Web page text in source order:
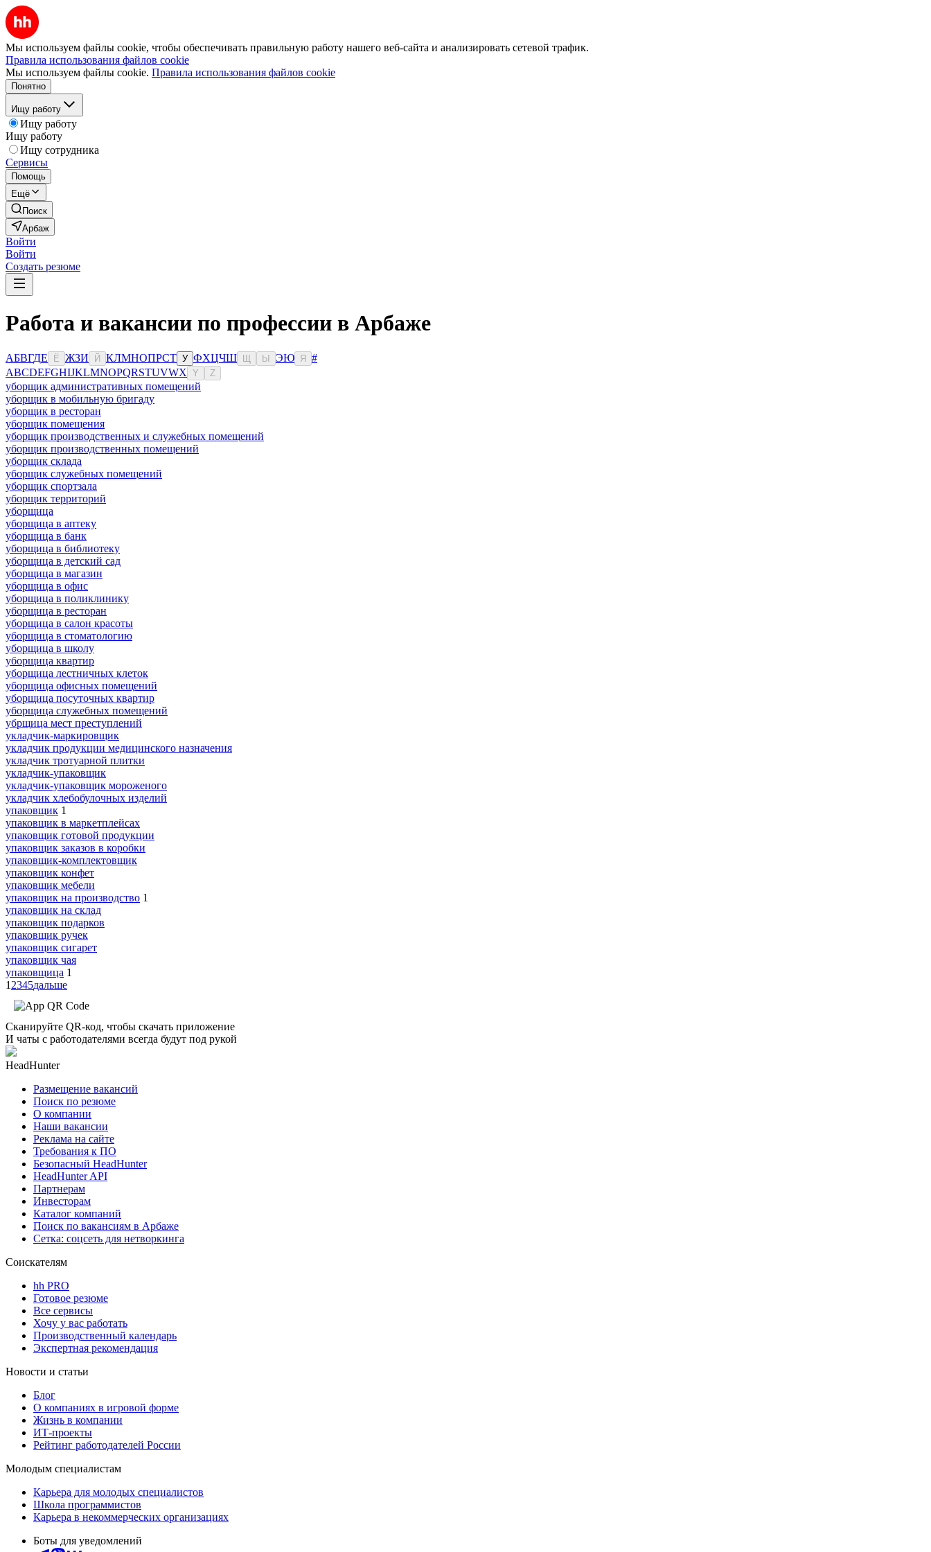
Мы используем файлы cookie, чтобы обеспечивать правильную работу нашего веб-сайта и анализировать сетевой трафик.
Правила использования файлов cookie
Мы используем файлы cookie. Правила использования файлов cookie
Понятно
Ищу работу
Ищу работу
Ищу работу
Ищу сотрудника
Сервисы
Помощь
Ещё
Поиск
Арбаж
Войти
Войти
Создать резюме
Работа и вакансии по профессии в Арбаже
АБВГДЕ Ё ЖЗИ Й КЛМНОПРСТ У ФХЦЧШ Ы ЭЮ Я
#
ABCDEFGHIJKLMNOPQRSTUVWX Y Z
уборщик административных помещений
уборщик в мобильную бригаду
уборщик в ресторан
уборщик помещения
уборщик производственных и служебных помещений
уборщик производственных помещений
уборщик склада
уборщик служебных помещений
уборщик спортзала
уборщик территорий
уборщица
уборщица в аптеку
уборщица в банк
уборщица в библиотеку
уборщица в детский сад
уборщица в магазин
уборщица в офис
уборщица в поликлинику
уборщица в ресторан
уборщица в салон красоты
уборщица в стоматологию
уборщица в школу
уборщица квартир
уборщица лестничных клеток
уборщица офисных помещений
уборщица посуточных квартир
уборщица служебных помещений
убрщица мест преступлений
укладчик-маркировщик
укладчик продукции медицинского назначения
укладчик тротуарной плитки
укладчик-упаковщик
укладчик-упаковщик мороженого
укладчик хлебобулочных изделий
упаковщик 1
упаковщик в маркетплейсах
упаковщик готовой продукции
упаковщик заказов в коробки
упаковщик-комплектовщик
упаковщик конфет
упаковщик мебели
упаковщик на производство 1
упаковщик на склад
упаковщик подарков
упаковщик ручек
упаковщик сигарет
упаковщик чая
упаковщица 1
1 2345дальше
Сканируйте QR-код, чтобы скачать приложение
И чаты с работодателями всегда будут под рукой
HeadHunter
Размещение вакансий
Поиск по резюме
О компании
Наши вакансии
Реклама на сайте
Требования к ПО
Безопасный HeadHunter
HeadHunter API
Партнерам
Инвесторам
Каталог компаний
Поиск по вакансиям в Арбаже
Сетка: соцсеть для нетворкинга
Соискателям
hh PRO
Готовое резюме
Все сервисы
Хочу у вас работать
Производственный календарь
Экспертная рекомендация
Новости и статьи
Блог
О компаниях в игровой форме
Жизнь в компании
ИТ-проекты
Рейтинг работодателей России
Молодым специалистам
Карьера для молодых специалистов
Школа программистов
Карьера в некоммерческих организациях
Боты для уведомлений